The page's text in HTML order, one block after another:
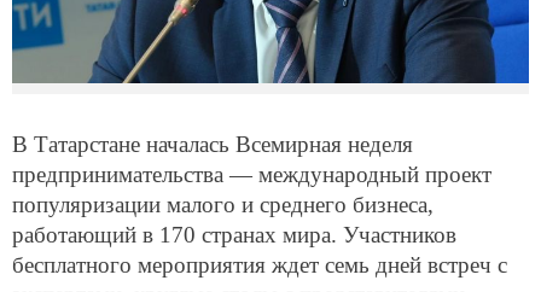
В Татарстане началась Всемирная неделя
предпринимательства — международный проект
популяризации малого и среднего бизнеса,
работающий в 170 странах мира. Участников
бесплатного мероприятия ждет семь дней встреч с